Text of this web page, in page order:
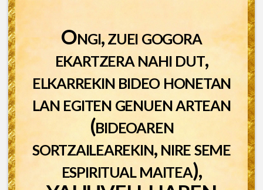
Ongi, zuei gogora
ekartzera nahi dut,
elkarrekin bideo honetan
lan egiten genuen artean
(bideoaren
sortzailearekin, nire seme
espiritual maitea),